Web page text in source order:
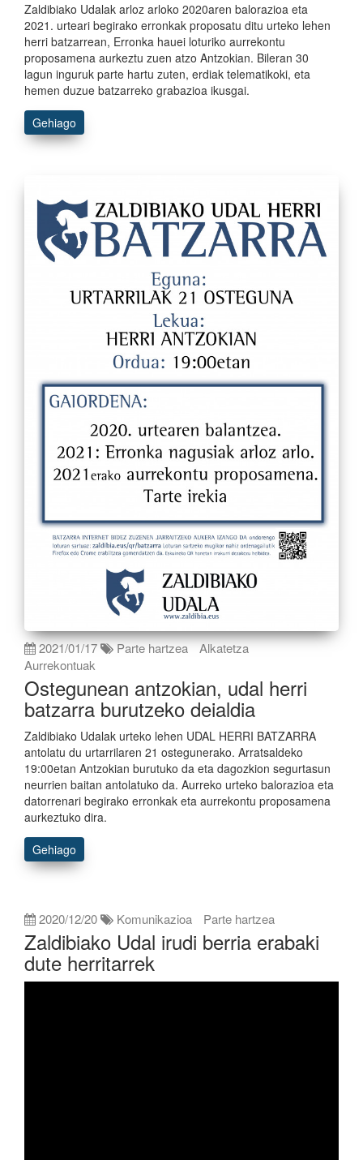
Zaldibiako Udalak arloz arloko 2020aren balorazioa eta
2021. urteari begirako erronkak proposatu ditu urteko lehen
herri batzarrean, Erronka hauei loturiko aurrekontu
proposamena aurkeztu zuen atzo Antzokian. Bileran 30
lagun inguruk parte hartu zuten, erdiak telematikoki, eta
hemen duzue batzarreko grabazioa ikusgai.
Gehiago
2021/01/17 Parte hartzea
Alkatetza
Aurrekontuak
Ostegunean antzokian, udal herri
batzarra burutzeko deialdia
Zaldibiako Udalak urteko lehen UDAL HERRI BATZARRA
antolatu du urtarrilaren 21 ostegunerako. Arratsaldeko
19:00etan Antzokian burutuko da eta dagozkion segurtasun
neurrien baitan antolatuko da. Aurreko urteko balorazioa eta
datorrenari begirako erronkak eta aurrekontu proposamena
aurkeztuko dira.
Gehiago
2020/12/20 Komunikazioa Parte hartzea
Zaldibiako Udal irudi berria erabaki
dute herritarrek